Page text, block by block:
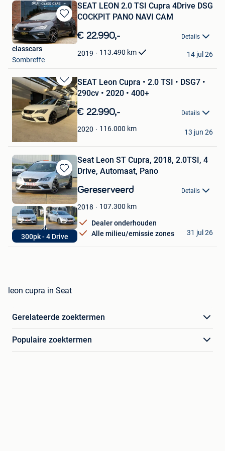
Bewaren
in
Mijn
Favorieten
SEAT LEON 2.0 TSI Cupra 4Drive DSG
COCKPIT PANO NAVI CAM
€ 22.990,- Details
2019 113.490 km
classcars
Sombreffe
14 jul 26
Bewaren
in
Mijn
Favorieten
SEAT Leon Cupra • 2.0 TSI • DSG7 •
290cv • 2020 • 400+
€ 22.990,- Details
2020 116.000 km
Mustafa Bulduk
Bruxelles
13 jun 26
Bewaren
in
Mijn
Favorieten
300pk - 4 Drive
Seat Leon ST Cupra, 2018, 2.0TSI, 4
Drive, Automaat, Pano
Gereserveerd Details
2018 107.300 km
Dealer onderhouden
Alle milieu/emissie zones
FAES Automotive
Lommel
31 jul 26
leon cupra in Seat
Gerelateerde zoektermen
Populaire zoektermen